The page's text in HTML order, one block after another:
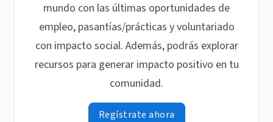
mundo con las últimas oportunidades de
empleo, pasantías/prácticas y voluntariado
con impacto social. Además, podrás explorar
recursos para generar impacto positivo en tu
comunidad.
Regístrate ahora